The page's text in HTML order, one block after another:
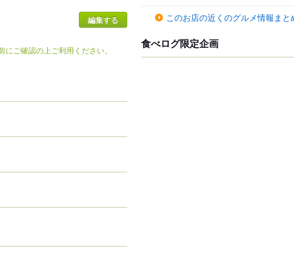
ご確認の上ご利用ください。
このお店の近くのグルメ情報まと
食べログ限定企画